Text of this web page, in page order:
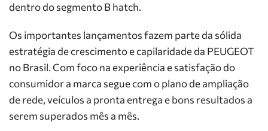
dentro do segmento B hatch.
Os importantes lançamentos fazem parte da sólida
estratégia de crescimento e capilaridade da PEUGEOT
no Brasil. Com foco na experiência e satisfação do
consumidor a marca segue com o plano de ampliação
de rede, veículos a pronta entrega e bons resultados a
serem superados mês a mês.